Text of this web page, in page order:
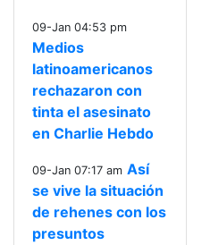
09-Jan 04:53 pm
Medios
latinoamericanos
rechazaron con
tinta el asesinato
en Charlie Hebdo
09-Jan 07:17 am Así
se vive la situación
de rehenes con los
presuntos